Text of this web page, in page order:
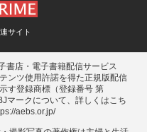
サイト
書店・電子書籍配信サービス
ンツ使用許諾を得た正規版配信
す登録商標（登録番号 第
マークについて、詳しくはこち
aebs.or.jp/